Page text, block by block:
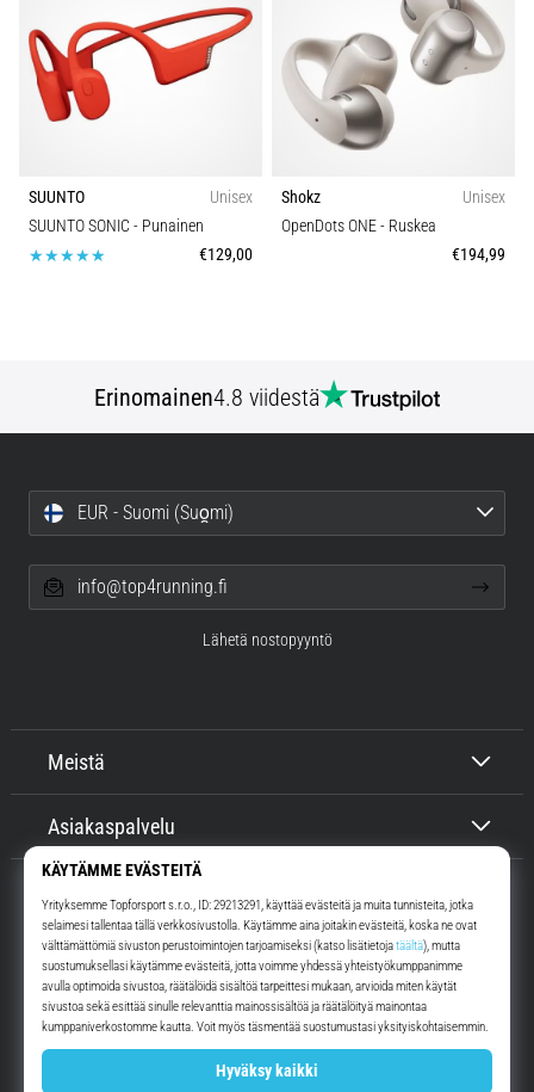
SUUNTO
Unisex
SUUNTO SONIC - Punainen
€129,00
Shokz
Unisex
OpenDots ONE- Ruskea
€194,99
Erinomainen4.8 viidestä
Top4Running.fi
Yli 16 vuoden ajan motivoimme sinua lähtemään ulos juoksemaan.
Nopeammin. Kanssamme. Joka päivä.
InstagramYouTube
Meistä
Asiakaspalvelu
EUR - Suomi (Suo̯mi)
info@top4running.fi
Lähetä nostopyyntö